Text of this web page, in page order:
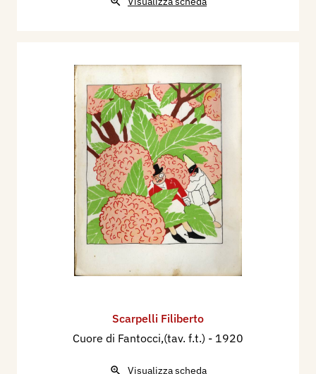
Scarpelli Filiberto
Cuore di Fantocci,(tav. f.t.) - 1920
Visualizza scheda